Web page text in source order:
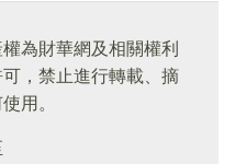
為財華網及相關權利
，禁止進行轉載、摘
用。